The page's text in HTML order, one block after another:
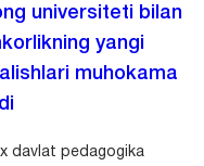
universiteti bilan
yangi
muhokama
davlat pedagogika